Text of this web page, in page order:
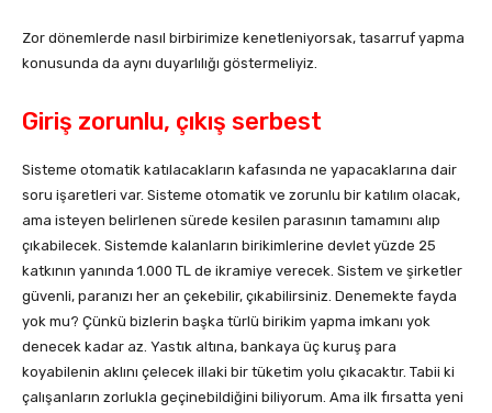
Zor dönemlerde nasıl birbirimize kenetleniyorsak, tasarruf yapma
konusunda da aynı duyarlılığı göstermeliyiz.
Giriş zorunlu, çıkış serbest
Sisteme otomatik katılacakların kafasında ne yapacaklarına dair
soru işaretleri var. Sisteme otomatik ve zorunlu bir katılım olacak,
ama isteyen belirlenen sürede kesilen parasının tamamını alıp
çıkabilecek. Sistemde kalanların birikimlerine devlet yüzde 25
katkının yanında 1.000 TL de ikramiye verecek. Sistem ve şirketler
güvenli, paranızı her an çekebilir, çıkabilirsiniz. Denemekte fayda
yok mu? Çünkü bizlerin başka türlü birikim yapma imkanı yok
denecek kadar az. Yastık altına, bankaya üç kuruş para
koyabilenin aklını çelecek illaki bir tüketim yolu çıkacaktır. Tabii ki
çalışanların zorlukla geçinebildiğini biliyorum. Ama ilk fırsatta yeni